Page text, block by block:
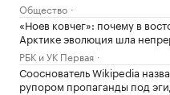
Общество
«Ноев ковчег»: почему в
Арктике эволюция шла
РБК и УК Первая
Сооснователь Wikipedia
рупором пропаганды под